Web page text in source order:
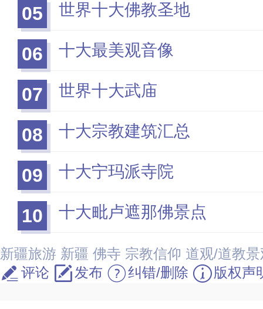
05 世界十大佛教圣地
06 十大最美观音像
07 世界十大武庙
08 十大宗教建筑汇总
09 十大宁玛派寺院
10 十大毗卢遮那佛景点
新疆旅游 新疆 佛寺 宗教信仰 道观/道教
评论
发布 纠错/删除 版权声